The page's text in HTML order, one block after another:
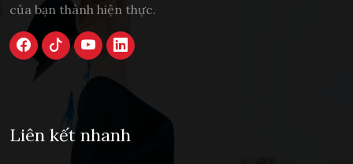
của bạn thành hiện thực.
Liên kết nhanh